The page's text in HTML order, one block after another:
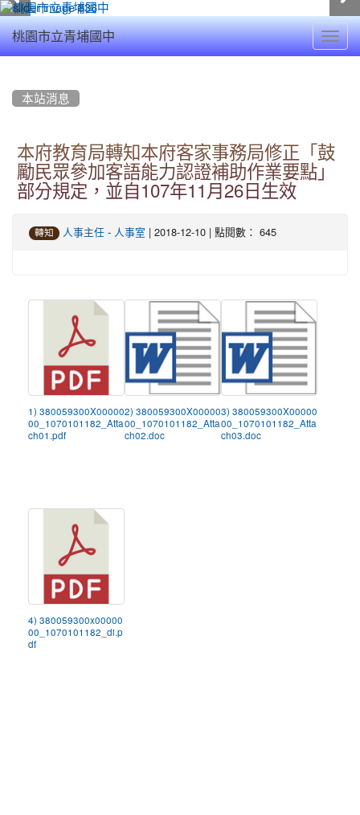
桃園市立青埔國中
本站消息
本府教育局轉知本府客家事務局修正「鼓
勵民眾參加客語能力認證補助作業要點」
部分規定，並自107年11月26日生效
轉知 人事主任 - 人事室 | 2018-12-10 | 點閱數： 645
1) 380059300X00000
00_1070101182_Atta
ch01.pdf
2) 380059300X00000
00_1070101182_Atta
ch02.doc
3) 380059300X00000
00_1070101182_Atta
ch03.doc
4) 380059300x00000
00_1070101182_di.p
df